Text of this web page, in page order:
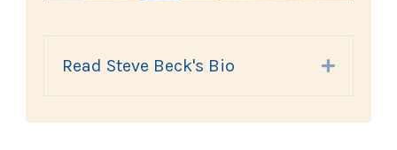
Read Steve Beck's Bio Expand